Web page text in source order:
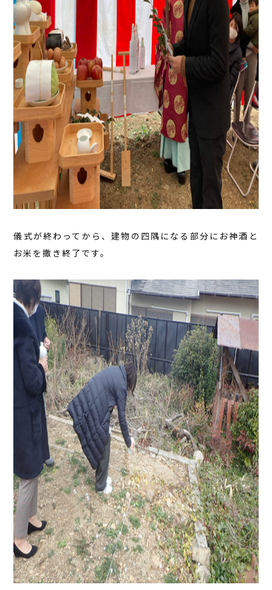
儀式が終わってから、建物の四隅になる部分にお神酒と
お米を撒き終了です。